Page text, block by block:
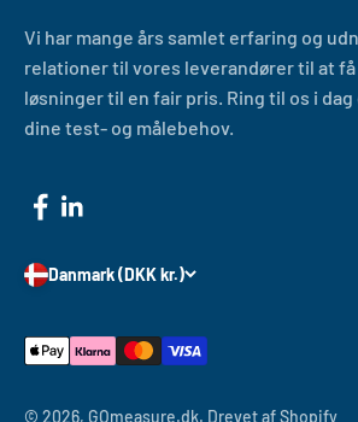
Vi har mange års samlet erfaring og
relationer til vores leverandører til at
løsninger til en fair pris. Ring til os i dag
dine test- og målebehov.
Danmark (DKK kr.)
© 2026, GOmeasure.dk. Drevet af Shopify